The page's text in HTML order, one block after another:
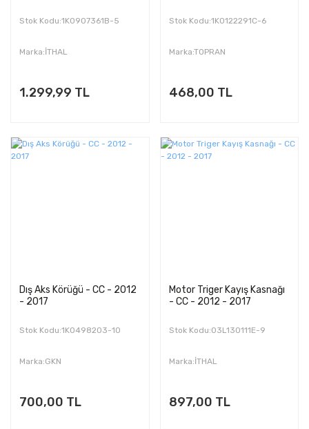
Stok Kodu:1K0907361B-5
Marka:İTHAL
1.299,99 TL
Stok Kodu:1K0122291C-6
Marka:TOPRAN
468,00 TL
Dış Aks Körüğü - CC - 2012
- 2017
Stok Kodu:1K0498203-10
Marka:GKN
700,00 TL
Motor Triger Kayış Kasnağı
- CC - 2012 - 2017
Stok Kodu:03L130111E-9
Marka:İTHAL
897,00 TL